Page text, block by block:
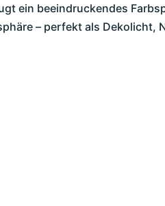
ein beeindruckendes
– perfekt als Dekolicht,